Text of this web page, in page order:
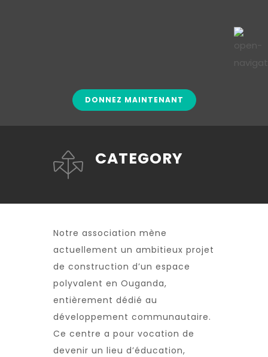
DONNEZ MAINTENANT
CATEGORY
Notre association mène
actuellement un ambitieux projet
de construction d’un espace
polyvalent en Ouganda,
entièrement dédié au
développement communautaire.
Ce centre a pour vocation de
devenir un lieu d’éducation,